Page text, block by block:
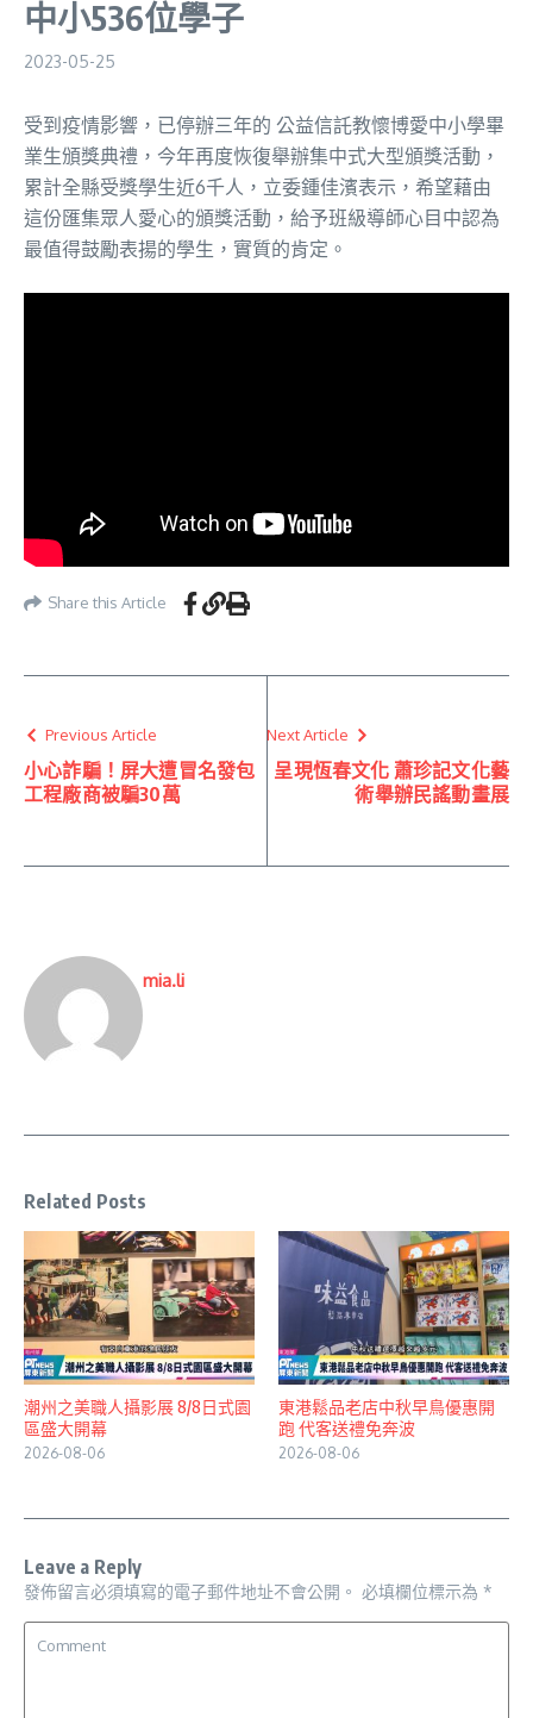
中小536位學子
2023-05-25
受到疫情影響，已停辦三年的 公益信託教懷博愛中小學畢
業生頒獎典禮，今年再度恢復舉辦集中式大型頒獎活動，
累計全縣受獎學生近6千人，立委鍾佳濱表示，希望藉由
這份匯集眾人愛心的頒獎活動，​給予班級導師心目中認為
最值得鼓勵表揚的學生，實質的肯定。
Share this Article
Previous Article
小心詐騙！屏大遭冒名發包
工程廠商被騙30萬
Next Article
呈現恆春文化 蕭珍記文化藝
術舉辦民謠動畫展
mia.li
Related Posts
潮州之美職人攝影展 8/8日式園
區盛大開幕
2026-08-06
東港鬆品老店中秋早鳥優惠開
跑 代客送禮免奔波
2026-08-06
Leave a Reply
發佈留言必須填寫的電子郵件地址不會公開。 必填欄位標示為 *